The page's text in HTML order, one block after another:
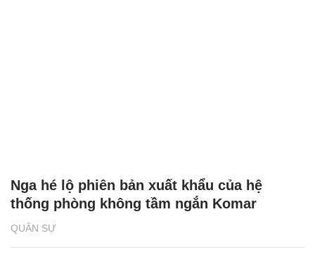
QUÂN SỰ
Nga hé lộ phiên bản xuất khẩu của hệ
thống phòng không tầm ngắn Komar